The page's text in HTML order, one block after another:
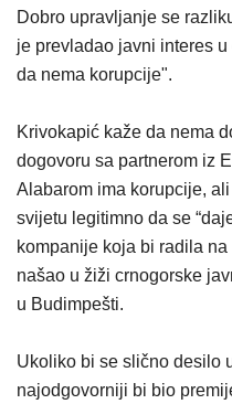
Dobro upravljanje se
je prevladao javni interes
da nema korupcije".
Krivokapić kaže da nema
dogovoru sa partnerom iz
Alabarom ima korupcije,
svijetu legitimno da se
kompanije koja bi radila
našao u žiži crnogorske
u Budimpešti.
Ukoliko bi se slično desilo
najodgovorniji bi bio